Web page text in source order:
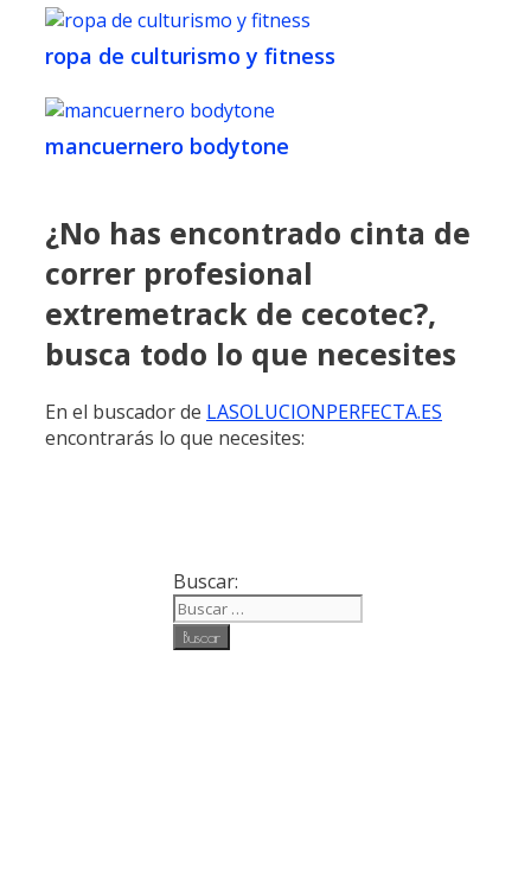
ropa de culturismo y fitness
mancuernero bodytone
¿No has encontrado cinta de
correr profesional
extremetrack de cecotec?,
busca todo lo que necesites
En el buscador de LASOLUCIONPERFECTA.ES
encontrarás lo que necesites:
Buscar: